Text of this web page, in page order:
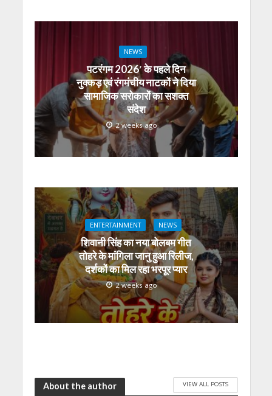
NEWS
पटरंगम 2026′ के पहले दिन
नुक्कड़ एवं रंगमंचीय नाटकों ने दिया
सामाजिक सरोकारों का सशक्त
संदेश
2 weeks ago
ENTERTAINMENT NEWS
शिवानी सिंह का नया बोलबम गीत
तोहरे के मांगिला जानु हुआ रिलीज,
दर्शकों का मिल रहा भरपूर प्यार
2 weeks ago
About the author VIEW ALL POSTS